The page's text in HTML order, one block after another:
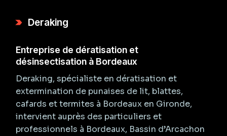
Deraking
Entreprise de dératisation et
désinsectisation à Bordeaux
Deraking, spécialiste en dératisation et
extermination de punaises de lit, blattes,
cafards et termites à Bordeaux en Gironde,
intervient auprès des particuliers et
professionnels à Bordeaux, Bassin d’Arcachon